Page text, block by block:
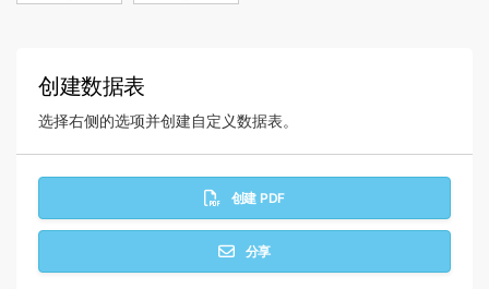
创建数据表
选择右侧的选项并创建自定义数据表。
创建 PDF
分享